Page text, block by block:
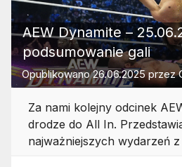
AEW Dynamite –
podsumowanie gali
Opublikowano26.06.2025przez
Za nami kolejny odcinek
drodze do All In.
najważniejszych wydarzeń